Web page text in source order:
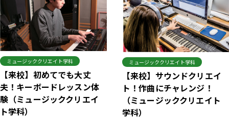
ミュージッククリエイト学科
【来校】初めてでも大丈
夫！キーボードレッスン体
験（ミュージッククリエイ
ト学科）
ミュージッククリエイト学科
【来校】サウンドクリエイ
ト！作曲にチャレンジ！
（ミュージッククリエイト
学科）